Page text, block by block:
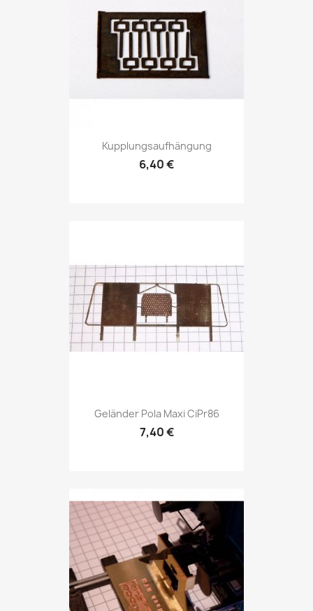
Kupplungsaufhängung
6,40 €
Geländer Pola Maxi CiPr86
7,40 €